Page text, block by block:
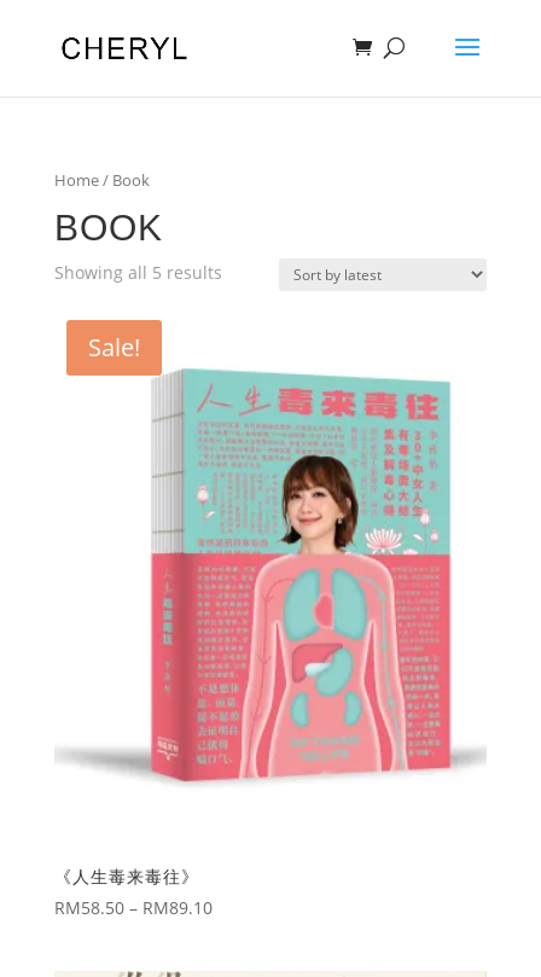
Home/ Book
BOOK
Showing all 5 resultsSorted
Sale!
《人生毒来毒往》
RM58.50 – RM89.10Price